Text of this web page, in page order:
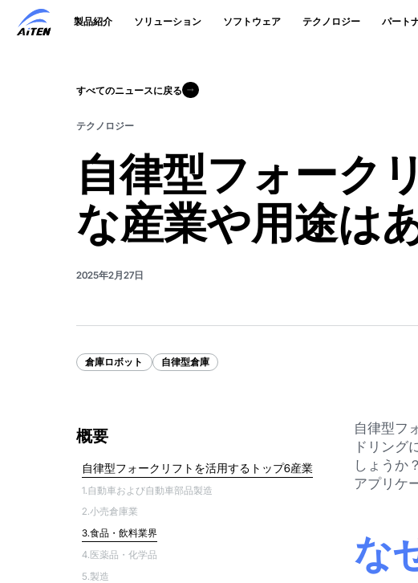
製品紹介 ソリューション ソフトウェア テクノロジー パート
すべてのニュースに戻る
テクノロジー
自律型フォーク
な産業や用途は
2025年2月27日
倉庫ロボット 自律型倉庫
概要
自律型フォークリフトを活用するトップ6産業
1.自動車および自動車部品製造
2.小売倉庫業
3.食品・飲料業界
4.医薬品・化学品
5.製造
自律型フ
ドリング
しょうか
アプリケ
な